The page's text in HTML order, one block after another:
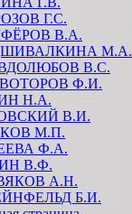
Г.С.
В.А.
М.А.
В.С.
Ф.И.
Н.А.
В.И.
М.П.
Ф.А.
В.Ф.
А.Н.
Б.И.